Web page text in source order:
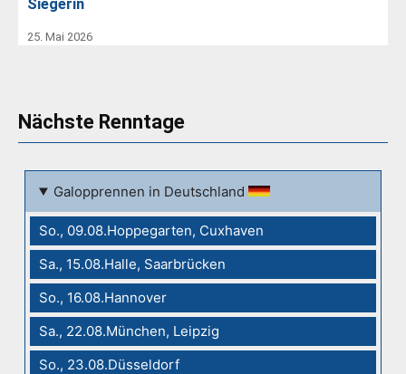
Siegerin
25. Mai 2026
Nächste Renntage
Galopprennen in Deutschland
So., 09.08.Hoppegarten, Cuxhaven
Sa., 15.08.Halle, Saarbrücken
So., 16.08.Hannover
Sa., 22.08.München, Leipzig
So., 23.08.Düsseldorf